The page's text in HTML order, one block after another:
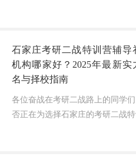
课程辅导班有哪些学校可靠？各
石家庄考研二战特训营辅导
机构哪家好？2025年最新实
名与择校指南
各位奋战在考研二战路上的同学
否正在为选择石家庄的考研二战特